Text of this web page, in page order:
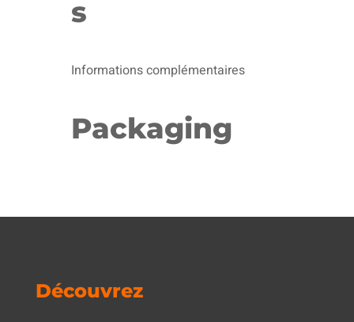
s
Informations complémentaires
Packaging
Découvrez